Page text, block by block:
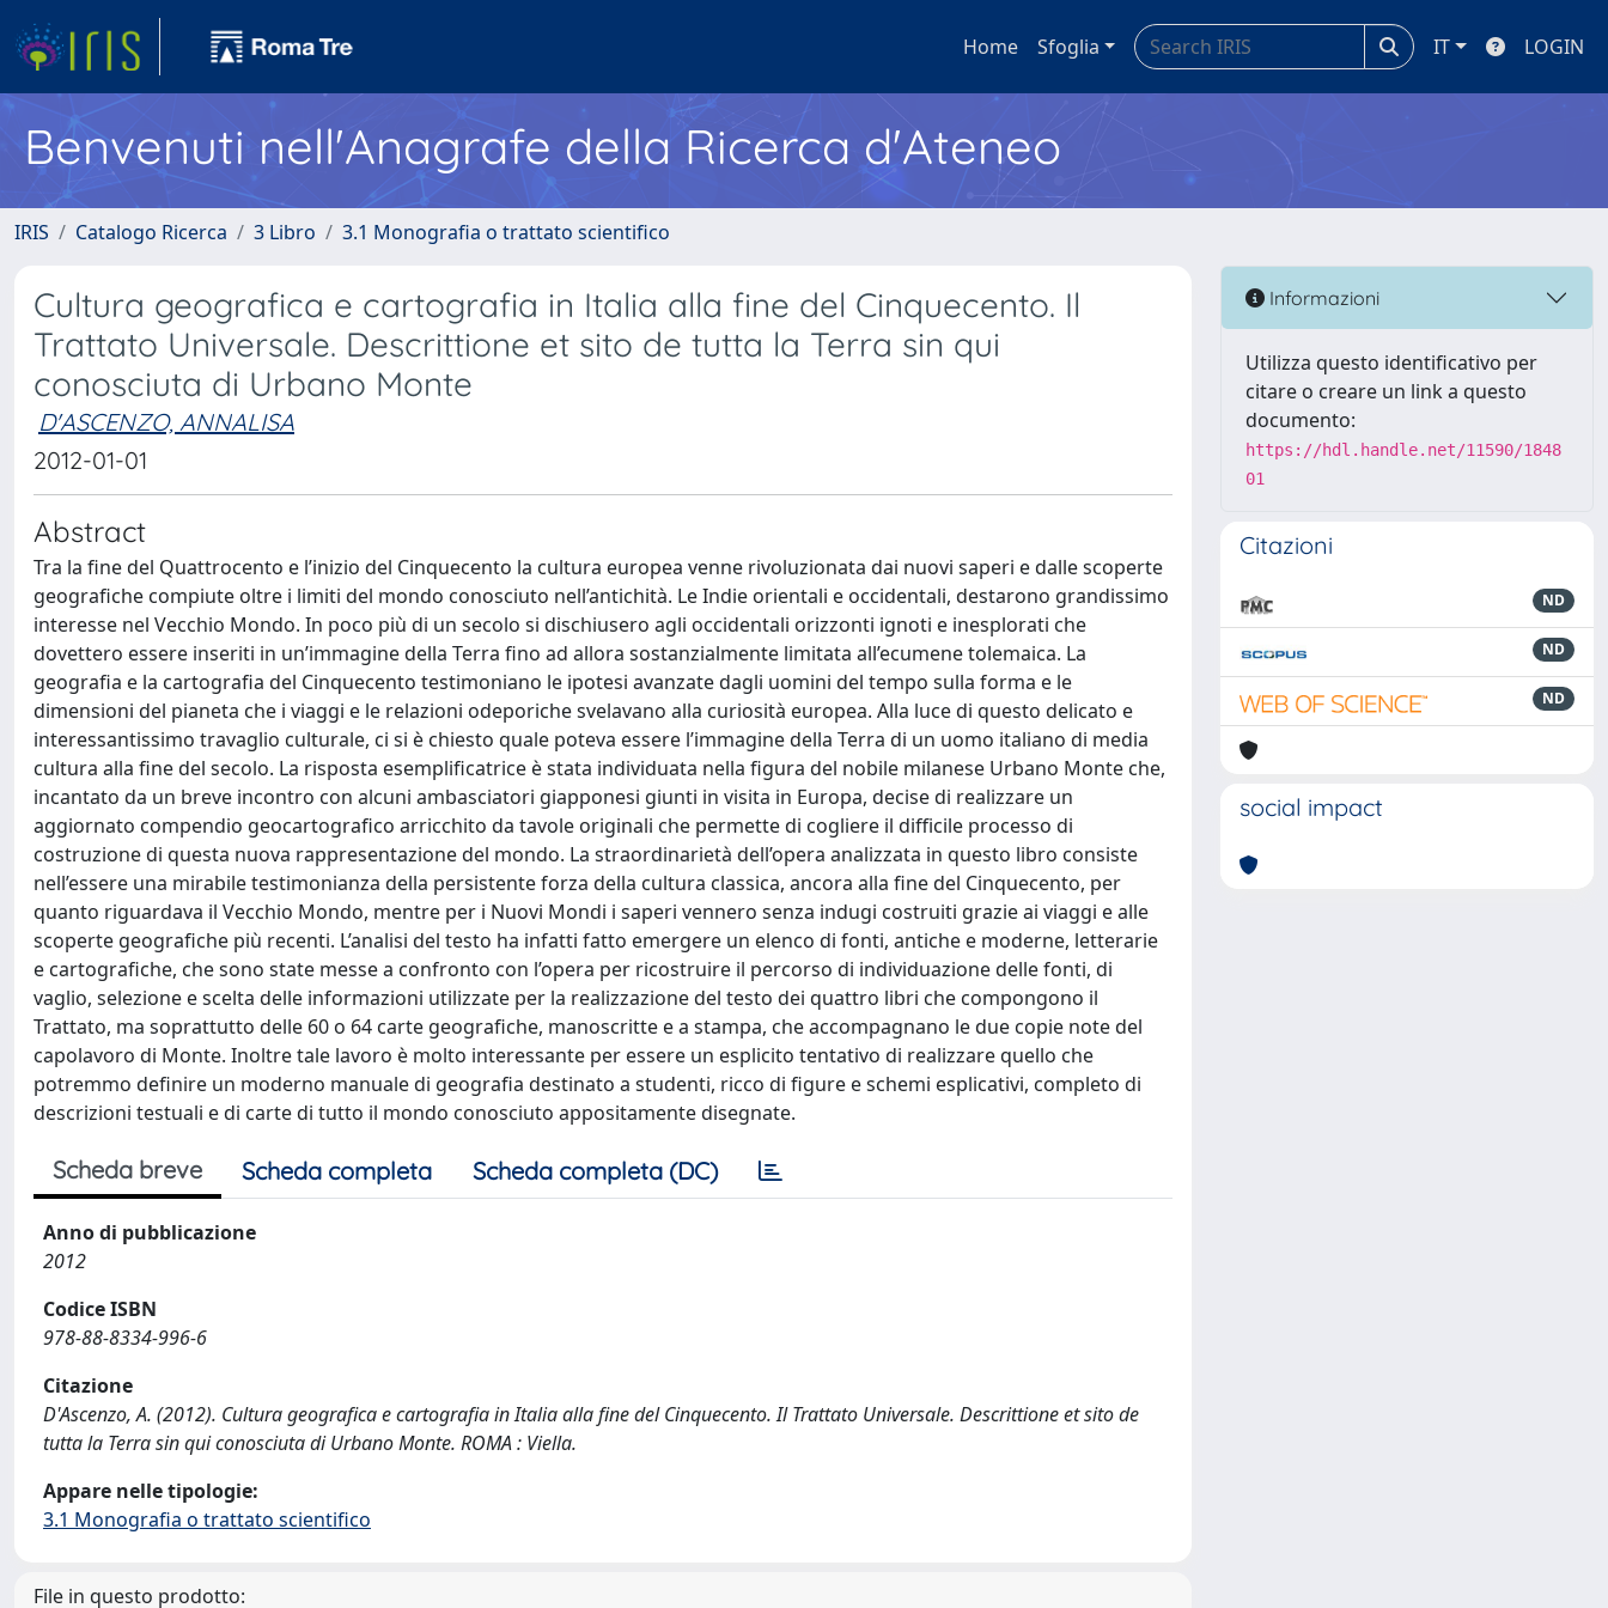
Home Sfoglia IT LOGIN
Benvenuti nell'Anagrafe della Ricerca d'Ateneo
IRIS Catalogo Ricerca 3 Libro 3.1 Monografia o trattato scientifico
Cultura geografica e cartografia in Italia alla fine del Cinquecento. Il
Trattato Universale. Descrittione et sito de tutta la Terra sin qui
conosciuta di Urbano Monte
D'ASCENZO, ANNALISA
2012-01-01
Abstract
Tra la fine del Quattrocento e l’inizio del Cinquecento la cultura europea venne rivoluzionata dai nuovi saperi e dalle scoperte
geografiche compiute oltre i limiti del mondo conosciuto nell’antichità. Le Indie orientali e occidentali, destarono grandissimo
interesse nel Vecchio Mondo. In poco più di un secolo si dischiusero agli occidentali orizzonti ignoti e inesplorati che
dovettero essere inseriti in un’immagine della Terra fino ad allora sostanzialmente limitata all’ecumene tolemaica. La
geografia e la cartografia del Cinquecento testimoniano le ipotesi avanzate dagli uomini del tempo sulla forma e le
dimensioni del pianeta che i viaggi e le relazioni odeporiche svelavano alla curiosità europea. Alla luce di questo delicato e
interessantissimo travaglio culturale, ci si è chiesto quale poteva essere l’immagine della Terra di un uomo italiano di media
cultura alla fine del secolo. La risposta esemplificatrice è stata individuata nella figura del nobile milanese Urbano Monte che,
incantato da un breve incontro con alcuni ambasciatori giapponesi giunti in visita in Europa, decise di realizzare un
aggiornato compendio geocartografico arricchito da tavole originali che permette di cogliere il difficile processo di
costruzione di questa nuova rappresentazione del mondo. La straordinarietà dell’opera analizzata in questo libro consiste
nell’essere una mirabile testimonianza della persistente forza della cultura classica, ancora alla fine del Cinquecento, per
quanto riguardava il Vecchio Mondo, mentre per i Nuovi Mondi i saperi vennero senza indugi costruiti grazie ai viaggi e alle
scoperte geografiche più recenti. L’analisi del testo ha infatti fatto emergere un elenco di fonti, antiche e moderne, letterarie
e cartografiche, che sono state messe a confronto con l’opera per ricostruire il percorso di individuazione delle fonti, di
vaglio, selezione e scelta delle informazioni utilizzate per la realizzazione del testo dei quattro libri che compongono il
Trattato, ma soprattutto delle 60 o 64 carte geografiche, manoscritte e a stampa, che accompagnano le due copie note del
capolavoro di Monte. Inoltre tale lavoro è molto interessante per essere un esplicito tentativo di realizzare quello che
potremmo definire un moderno manuale di geografia destinato a studenti, ricco di figure e schemi esplicativi, completo di
descrizioni testuali e di carte di tutto il mondo conosciuto appositamente disegnate.
Scheda breve Scheda completa Scheda completa (DC)
Anno di pubblicazione
2012
Codice ISBN
978-88-8334-996-6
Citazione
D'Ascenzo, A. (2012). Cultura geografica e cartografia in Italia alla fine del Cinquecento. Il Trattato Universale. Descrittione et sito de
tutta la Terra sin qui conosciuta di Urbano Monte. ROMA : Viella.
Appare nelle tipologie:
3.1 Monografia o trattato scientifico
File in questo prodotto:
Informazioni
Utilizza questo identificativo per
citare o creare un link a questo
documento:
https://hdl.handle.net/11590/1848
01
Citazioni
ND
ND
ND
social impact